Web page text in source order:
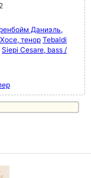
Даниэль,
тенор Tebaldi
Siepi Cesare, bass /